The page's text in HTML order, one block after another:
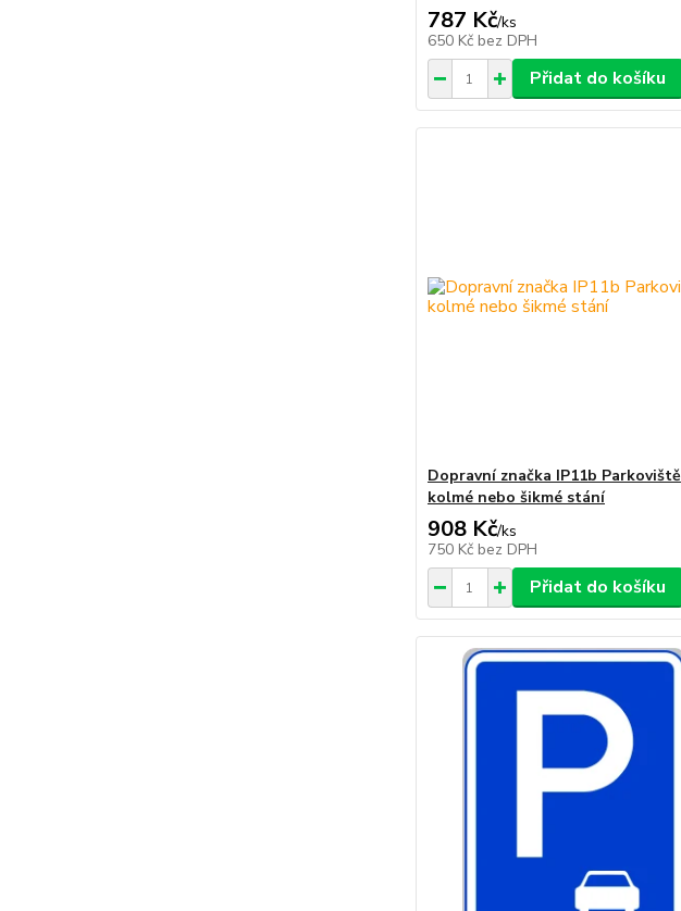
787 Kč/ks
650 Kč bez DPH
Přidat do košíku
Dopravní značka IP11b Parkoviště
kolmé nebo šikmé stání
908 Kč/ks
750 Kč bez DPH
Přidat do košíku